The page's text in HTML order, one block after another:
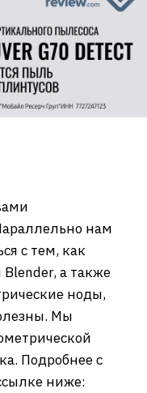
нам
с тем, как
Blender, а также
ноды,
Мы
Подробнее с
ниже: